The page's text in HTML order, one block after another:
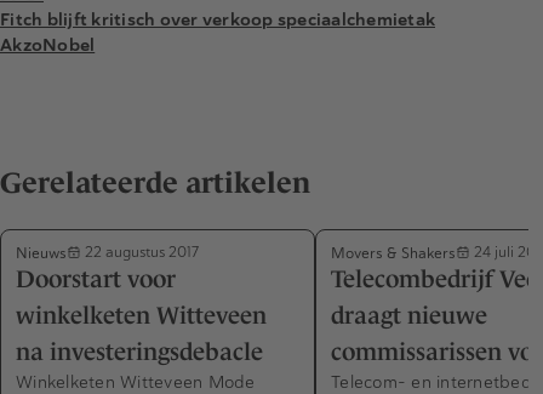
Fitch blijft kritisch over verkoop speciaalchemietak
AkzoNobel
Gerelateerde artikelen
Nieuws 22 augustus 2017
Doorstart voor
winkelketen Witteveen
na investeringsdebacle
Winkelketen Witteveen Mode
Movers & Shakers 24 juli
Telecombedrijf
draagt nieuwe
commissarissen
Telecom- en